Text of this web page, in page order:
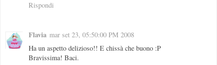
Rispondi
Flavia mar set 23, 05:50:00 PM 2008
Ha un aspetto delizioso!! E chissà che buono :P
Bravissima! Baci.